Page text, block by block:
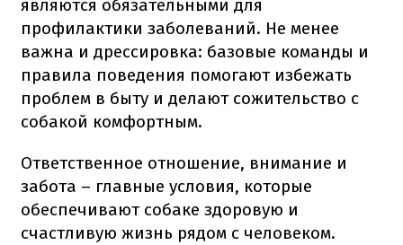
являются обязательными для
профилактики заболеваний. Не менее
важна и дрессировка: базовые команды и
правила поведения помогают избежать
проблем в быту и делают сожительство с
собакой комфортным.
Ответственное отношение, внимание и
забота – главные условия, которые
обеспечивают собаке здоровую и
счастливую жизнь рядом с человеком.